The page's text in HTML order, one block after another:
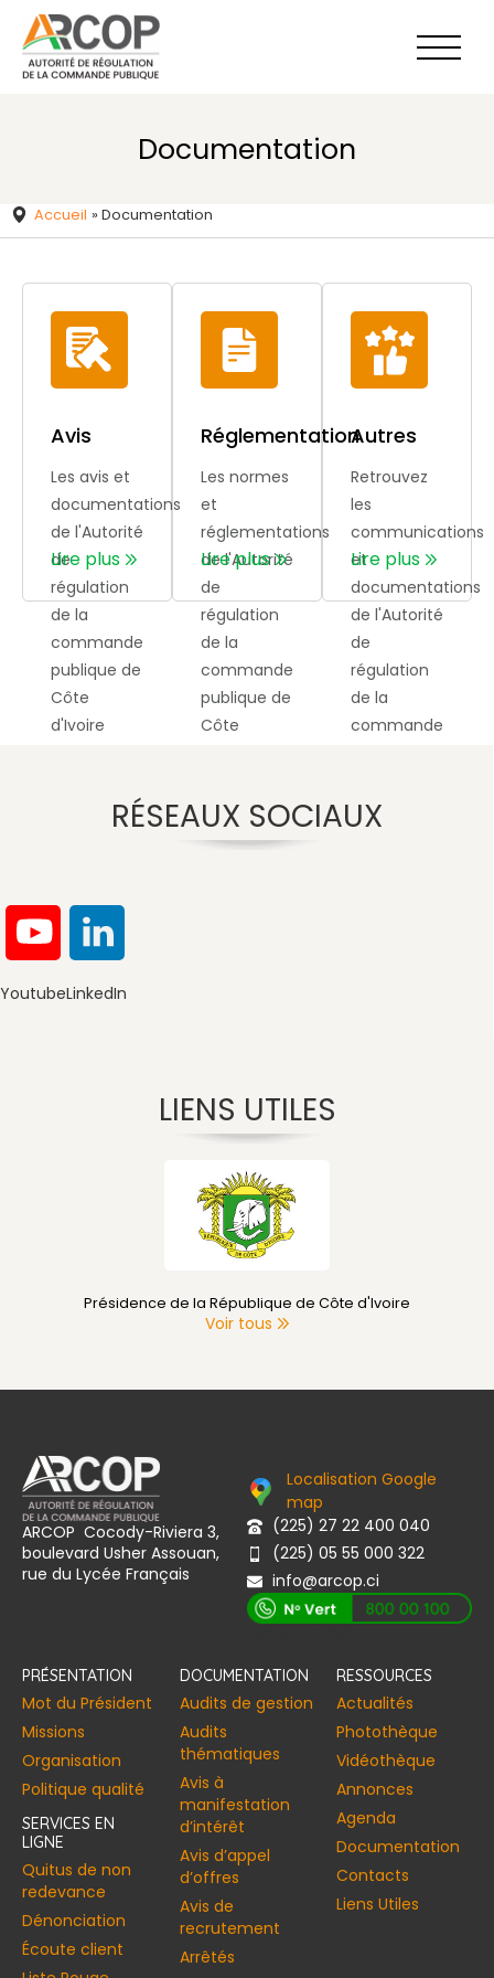
contenu
Documentation
Accueil » Documentation
Avis
Les avis et
documentations
de l'Autorité
de
régulation
de la
commande
publique de
Côte
d'Ivoire
Lire plus
Réglementation
Les normes
et
réglementations
de l'Autorité
de
régulation
de la
commande
publique de
Côte
Lire plus
Autres
Retrouvez
les
communications
et
documentations
de l'Autorité
de
régulation
de la
commande
Lire plus
RÉSEAUX SOCIAUX
YoutubeLinkedIn
LIENS UTILES
Présidence de la République de Côte d'Ivoire
Voir tous
ARCOP Cocody-Riviera 3,
boulevard Usher Assouan,
rue du Lycée Français
Localisation Google
map
(225) 27 22 400 040
(225) 05 55 000 322
info@arcop.ci
PRÉSENTATION
Mot du Président
Missions
Organisation
Politique qualité
SERVICES EN
LIGNE
Quitus de non
redevance
Dénonciation
Écoute client
DOCUMENTATION
Audits de gestion
Audits
thématiques
Avis à
manifestation
d’intérêt
Avis d’appel
d’offres
Avis de
recrutement
Arrêtés
RESSOURCES
Actualités
Photothèque
Vidéothèque
Annonces​
Agenda
Documentation
Contacts
Liens Utiles